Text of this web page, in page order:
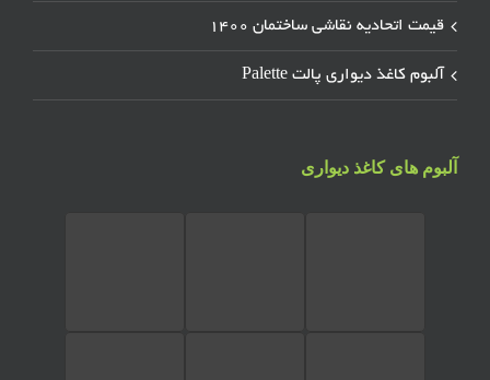
قیمت اتحادیه نقاشی ساختمان ۱۴۰۰
آلبوم کاغذ دیواری پالت Palette
آلبوم های کاغذ دیواری